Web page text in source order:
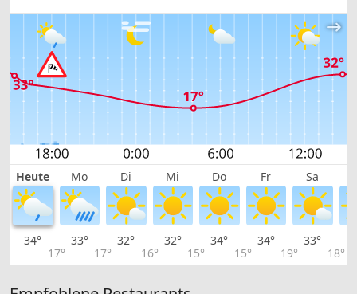
Heute Mo Di Mi Do Fr Sa
34°
17°
33°
17°
32°
16°
32°
15°
34°
15°
34°
19°
33°
18°